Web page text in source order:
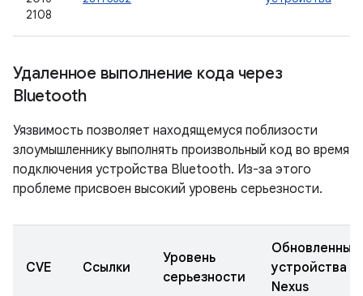
2108
Удаленное выполнение кода через
Bluetooth
Уязвимость позволяет находящемуся поблизости
злоумышленнику выполнять произвольный код во время
подключения устройства Bluetooth. Из-за этого
проблеме присвоен высокий уровень серьезности.
CVE Ссылки
Уровень
серьезности
Обновленные
устройства
Nexus